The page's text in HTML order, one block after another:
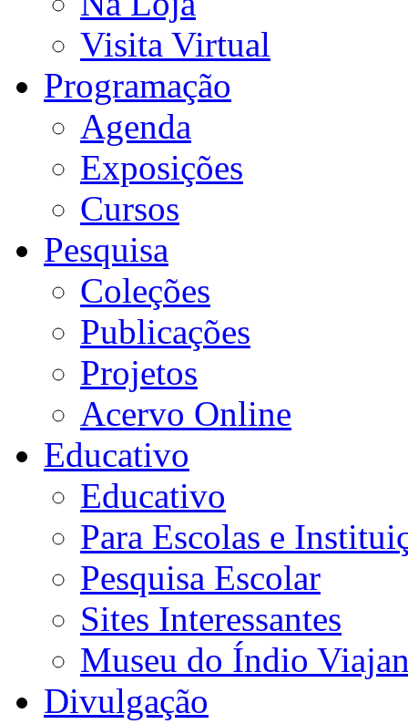
Visita Virtual
Programação
Agenda
Exposições
Cursos
Pesquisa
Coleções
Publicações
Projetos
Acervo Online
Educativo
Educativo
Para Escolas e
Pesquisa Escolar
Sites Interessantes
Museu do Índio
Divulgação